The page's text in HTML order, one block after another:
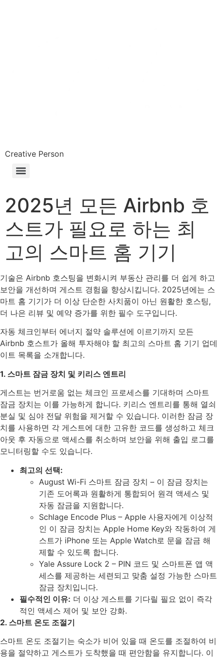
Creative Person
2025년 모든 Airbnb 호
스트가 필요로 하는 최
고의 스마트 홈 기기
기술은 Airbnb 호스팅을 변화시켜 부동산 관리를 더 쉽게 하고
보안을 개선하며 게스트 경험을 향상시킵니다. 2025년에는 스
마트 홈 기기가 더 이상 단순한 사치품이 아닌 원활한 호스팅,
더 나은 리뷰 및 예약 증가를 위한 필수 도구입니다.
자동 체크인부터 에너지 절약 솔루션에 이르기까지 모든
Airbnb 호스트가 올해 투자해야 할 최고의 스마트 홈 기기 업데
이트 목록을 소개합니다.
1. 스마트 잠금 장치 및 키리스 엔트리
게스트는 번거로움 없는 체크인 프로세스를 기대하며 스마트
잠금 장치는 이를 가능하게 합니다. 키리스 엔트리를 통해 열쇠
분실 및 심야 전달 위험을 제거할 수 있습니다. 이러한 잠금 장
치를 사용하면 각 게스트에 대한 고유한 코드를 생성하고 체크
아웃 후 자동으로 액세스를 취소하며 보안을 위해 출입 로그를
모니터링할 수도 있습니다.
최고의 선택:
August Wi-Fi 스마트 잠금 장치 – 이 잠금 장치는
기존 도어록과 원활하게 통합되어 원격 액세스 및
자동 잠금을 지원합니다.
Schlage Encode Plus – Apple 사용자에게 이상적
인 이 잠금 장치는 Apple Home Key와 작동하여 게
스트가 iPhone 또는 Apple Watch로 문을 잠금 해
제할 수 있도록 합니다.
Yale Assure Lock 2 – PIN 코드 및 스마트폰 앱 액
세스를 제공하는 세련되고 맞춤 설정 가능한 스마트
잠금 장치입니다.
필수적인 이유: 더 이상 게스트를 기다릴 필요 없이 즉각
적인 액세스 제어 및 보안 강화.
2. 스마트 온도 조절기
스마트 온도 조절기는 숙소가 비어 있을 때 온도를 조절하여 비
용을 절약하고 게스트가 도착했을 때 편안함을 유지합니다. 이